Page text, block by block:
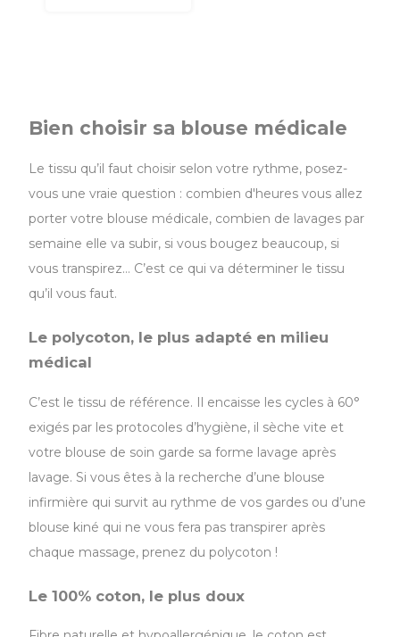
Bien choisir sa blouse médicale
Le tissu qu’il faut choisir selon votre rythme, posez-
vous une vraie question : combien d'heures vous allez
porter votre blouse médicale, combien de lavages par
semaine elle va subir, si vous bougez beaucoup, si
vous transpirez… C’est ce qui va déterminer le tissu
qu’il vous faut.
Le polycoton, le plus adapté en milieu
médical
C’est le tissu de référence. Il encaisse les cycles à 60°
exigés par les protocoles d’hygiène, il sèche vite et
votre blouse de soin garde sa forme lavage après
lavage. Si vous êtes à la recherche d’une blouse
infirmière qui survit au rythme de vos gardes ou d’une
blouse kiné qui ne vous fera pas transpirer après
chaque massage, prenez du polycoton !
Le 100% coton, le plus doux